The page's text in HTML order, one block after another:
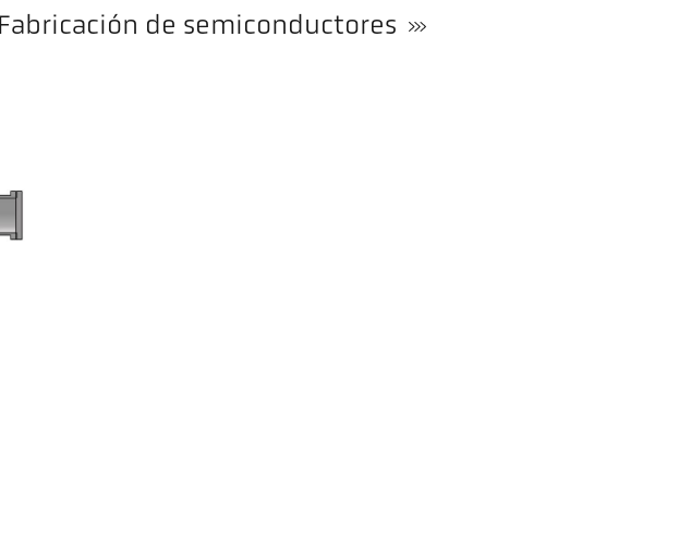
Fabricación de semiconductores